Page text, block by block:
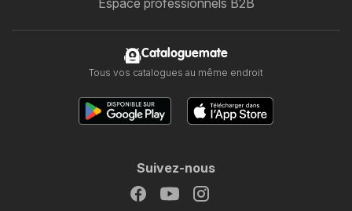
Espace professionnels B2B
Cataloguemate
Tous vos catalogues au même endroit
Suivez-nous